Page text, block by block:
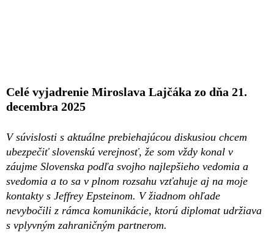
Celé vyjadrenie Miroslava Lajčáka zo dňa 21.
decembra 2025
V súvislosti s aktuálne prebiehajúcou diskusiou chcem
ubezpečiť slovenskú verejnosť, že som vždy konal v
záujme Slovenska podľa svojho najlepšieho vedomia a
svedomia a to sa v plnom rozsahu vzťahuje aj na moje
kontakty s Jeffrey Epsteinom. V žiadnom ohľade
nevybočili z rámca komunikácie, ktorú diplomat udržiava
s vplyvným zahraničným partnerom.